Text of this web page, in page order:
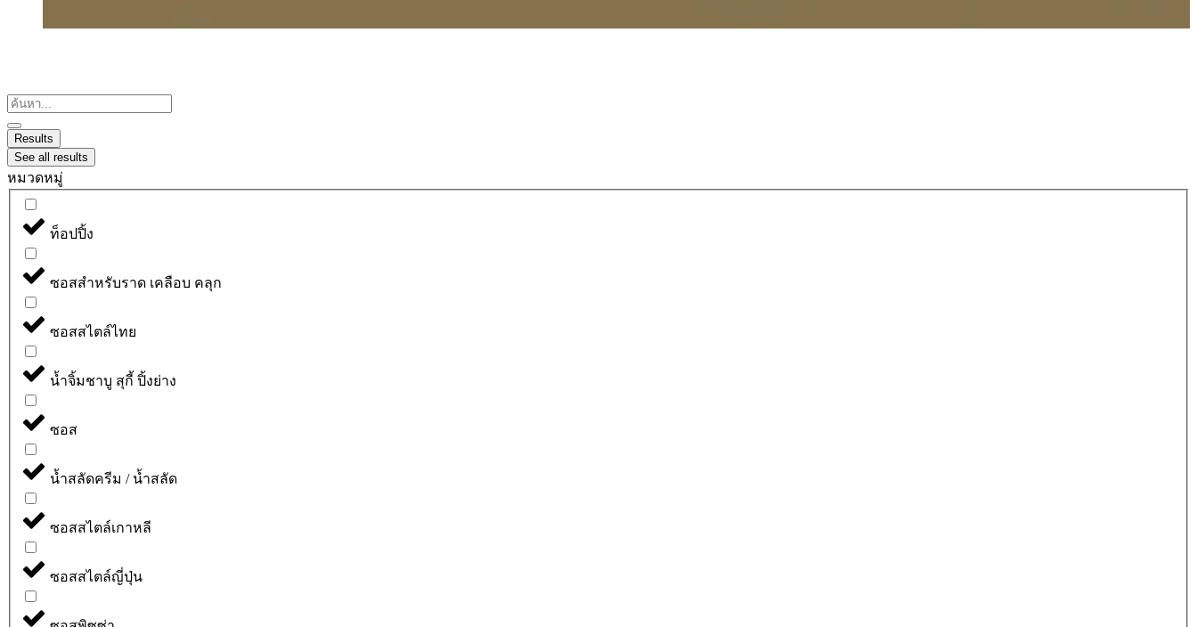
Search
...
Results
See all results
หมวดหมู่
ท็อปปิ้ง
ซอสสำหรับราด เคลือบ คลุก
ซอสสไตล์ไทย
น้ำจิ้มชาบู สุกี้ ปิ้งย่าง
ซอส
น้ำสลัดครีม / น้ำสลัด
ซอสสไตล์เกาหลี
ซอสสไตล์ญี่ปุ่น